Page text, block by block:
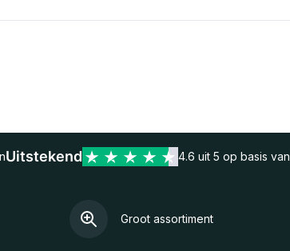
Uitstekend 4.6 uit 5 op basis van
Groot assortiment